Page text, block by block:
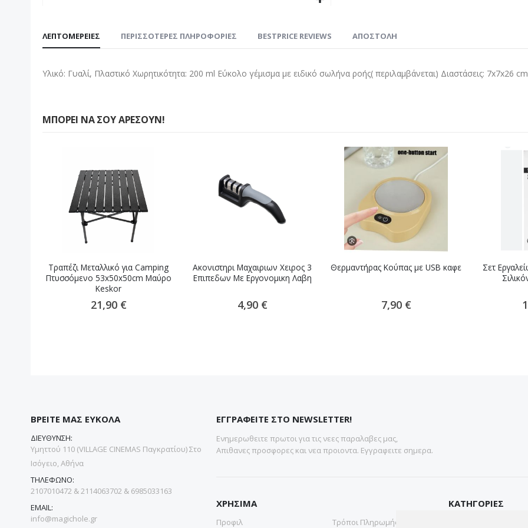
αρχή
συλλογής
ΛΕΠΤΟΜΈΡΕΙΕΣ
Υλικό: Γυαλί, Πλαστικό Χωρητικότητα: 200 ml Εύκολο γέμισμα με ειδικό σωλήνα ροής( περιλαμβάνεται) Διαστάσεις: 7x7x26 cm
ΠΕΡΙΣΣΌΤΕΡΕΣ ΠΛΗΡΟΦΟΡΊΕΣ BESTPRICE REVIEWS ΑΠΟΣΤΟΛΗ
ΜΠΟΡΕΊ ΝΑ ΣΟΥ ΑΡΈΣΟΥΝ!
Τραπέζι Μεταλλικό για Camping
Πτυσσόμενο 53x50x50cm Μαύρο
Keskor
21,90 €
Ακονιστηρι Μαχαιριων Χειρος 3
Επιπεδων Με Εργονομικη Λαβη
4,90 €
Θερμαντήρας Κούπας με USB καφε
7,90 €
Σετ
ΒΡΕΙΤΕ ΜΑΣ ΕΥΚΟΛΑ
ΔΙΕΥΘΥΝΣΗ:
Υμηττού 110 (VILLAGE CINEMAS Παγκρατίου) Στο
Ισόγειο, Αθήνα
ΤΗΛΕΦΩΝΟ:
2107010472 & 2114063702 & 6985033163
EMAIL:
info@magichole.gr
ΕΓΓΡΑΦΕΙΤΕ ΣΤΟ NEWSLETTER!
Ενημερωθειτε πρωτοι για τις νεες παραλαβες μας,
Απιθανες προσφορες και νεα προιοντα. Εγγραφειτε σημερα.
ΧΡΗΣΙΜΑ
Προφιλ Τρόποι Πληρωμής
ΚΑΤΗΓΟΡΙΕΣ